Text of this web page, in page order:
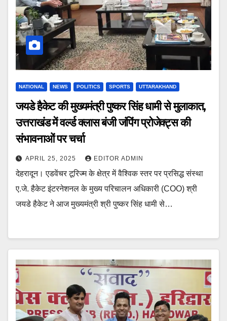
NATIONAL NEWS POLITICS SPORTS UTTARAKHAND
जयडे हैकेट की मुख्यमंत्री पुष्कर सिंह धामी से मुलाकात,
उत्तराखंड में वर्ल्ड क्लास बंजी जंपिंग प्रोजेक्ट्स की
संभावनाओं पर चर्चा
APRIL 25, 2025 EDITOR ADMIN
देहरादून। एडवेंचर टूरिज्म के क्षेत्र में वैश्विक स्तर पर प्रसिद्ध संस्था
ए.जे. हैकेट इंटरनेशनल के मुख्य परिचालन अधिकारी (COO) श्री
जयडे हैकेट ने आज मुख्यमंत्री श्री पुष्कर सिंह धामी से…